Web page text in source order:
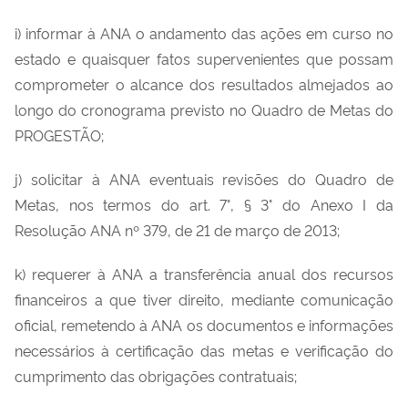
i) informar à ANA o andamento das ações em curso no
estado e quaisquer fatos supervenientes que possam
comprometer o alcance dos resultados almejados ao
longo do cronograma previsto no Quadro de Metas do
PROGESTÃO;
j) solicitar à ANA eventuais revisões do Quadro de
Metas, nos termos do art. 7°, § 3° do Anexo I da
Resolução ANA nº 379, de 21 de março de 2013;
k) requerer à ANA a transferência anual dos recursos
financeiros a que tiver direito, mediante comunicação
oficial, remetendo à ANA os documentos e informações
necessários à certificação das metas e verificação do
cumprimento das obrigações contratuais;